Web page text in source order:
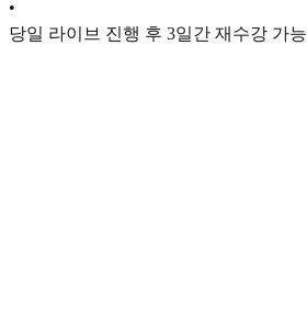
•
당일 라이브 진행 후 3일간 재수강 가능